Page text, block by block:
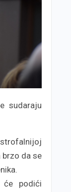
sudaraju
da se
će podići